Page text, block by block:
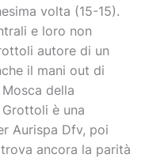
volta (15-15).
e loro non
autore di un
il mani out di
della
è una
Aurispa Dfv, poi
ancora la parità